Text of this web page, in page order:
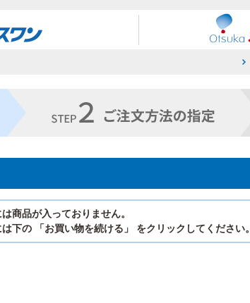
商品が入っておりません。
下の 「お買い物を続ける」 をクリックしてください。